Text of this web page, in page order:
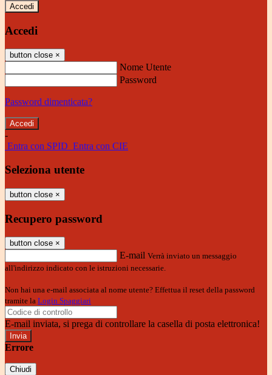
Accedi
Accedi
button close ×
Nome Utente
Password
Password dimenticata?
-
Entra con SPID Entra con CIE
Seleziona utente
button close ×
Recupero password
button close ×
E-mail Verrà inviato un messaggio
all'indirizzo indicato con le istruzioni necessarie.
Non hai una e-mail associata al nome utente? Effettua il reset della password
tramite la Login Spaggiari
E-mail inviata, si prega di controllare la casella di posta elettronica!
Errore
Chiudi